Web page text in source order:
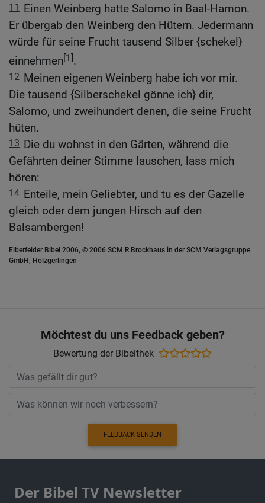
11
Einen Weinberg hatte Salomo in Baal-Hamon.
Er übergab den Weinberg den Hütern. Jedermann
würde für seine Frucht tausend Silber {schekel}
einnehmen[1].
12 Meinen eigenen Weinberg habe ich vor mir.
Die tausend {Silberschekel gönne ich} dir,
Salomo, und zweihundert denen, die seine Frucht
hüten.
13 Die du wohnst in den Gärten, während die
Gefährten deiner Stimme lauschen, lass mich
hören:
14 Enteile, mein Geliebter, und tu es der Gazelle
gleich oder dem jungen Hirsch auf den
Balsambergen!
Elberfelder Bibel 2006, © 2006 SCM R.Brockhaus in der SCM Verlagsgruppe
GmbH, Holzgerlingen
Möchtest du uns Feedback geben?
Bewertung der Bibelthek
FEEDBACK SENDEN
Der Bibel TV Newsletter